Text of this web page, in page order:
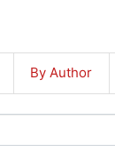
By Author